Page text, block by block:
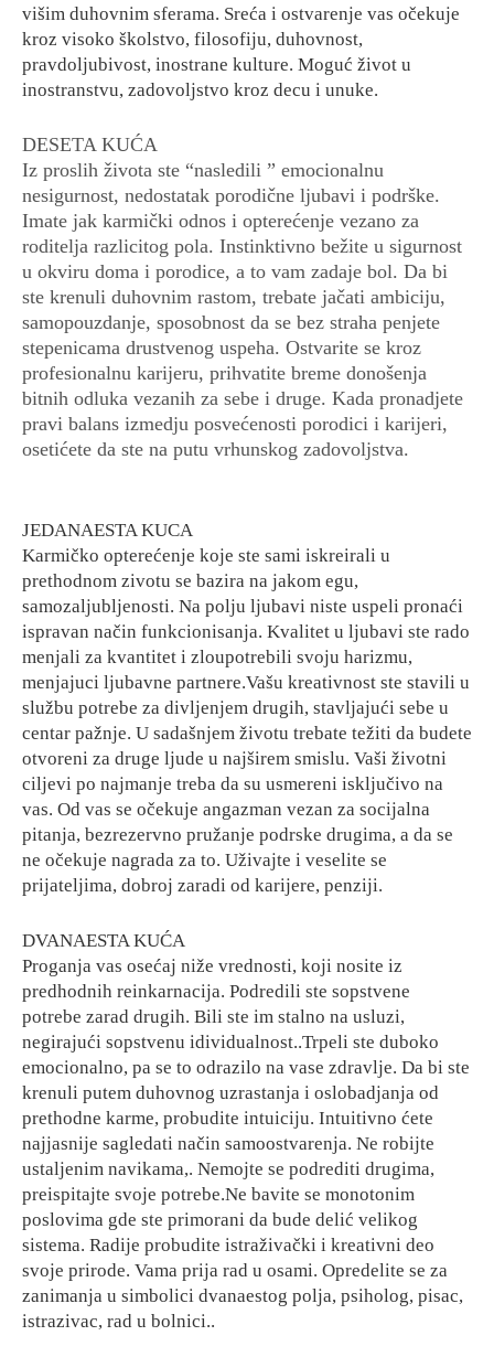
višim duhovnim sferama. Sreća i ostvarenje vas očekuje
kroz visoko školstvo, filosofiju, duhovnost,
pravdoljubivost, inostrane kulture. Moguć život u
inostranstvu, zadovoljstvo kroz decu i unuke.
DESETA KUĆA
Iz proslih života ste “nasledili ” emocionalnu
nesigurnost, nedostatak porodične ljubavi i podrške.
Imate jak karmički odnos i opterećenje vezano za
roditelja razlicitog pola. Instinktivno bežite u sigurnost
u okviru doma i porodice, a to vam zadaje bol. Da bi
ste krenuli duhovnim rastom, trebate jačati ambiciju,
samopouzdanje, sposobnost da se bez straha penjete
stepenicama drustvenog uspeha. Ostvarite se kroz
profesionalnu karijeru, prihvatite breme donošenja
bitnih odluka vezanih za sebe i druge. Kada pronadjete
pravi balans izmedju posvećenosti porodici i karijeri,
osetićete da ste na putu vrhunskog zadovoljstva.
JEDANAESTA KUCA
Karmičko opterećenje koje ste sami iskreirali u
prethodnom zivotu se bazira na jakom egu,
samozaljubljenosti. Na polju ljubavi niste uspeli pronaći
ispravan način funkcionisanja. Kvalitet u ljubavi ste rado
menjali za kvantitet i zloupotrebili svoju harizmu,
menjajuci ljubavne partnere.Vašu kreativnost ste stavili u
službu potrebe za divljenjem drugih, stavljajući sebe u
centar pažnje. U sadašnjem životu trebate težiti da budete
otvoreni za druge ljude u najširem smislu. Vaši životni
ciljevi po najmanje treba da su usmereni isključivo na
vas. Od vas se očekuje angazman vezan za socijalna
pitanja, bezrezervno pružanje podrske drugima, a da se
ne očekuje nagrada za to. Uživajte i veselite se
prijateljima, dobroj zaradi od karijere, penziji.
DVANAESTA KUĆA
Proganja vas osećaj niže vrednosti, koji nosite iz
predhodnih reinkarnacija. Podredili ste sopstvene
potrebe zarad drugih. Bili ste im stalno na usluzi,
negirajući sopstvenu idividualnost..Trpeli ste duboko
emocionalno, pa se to odrazilo na vase zdravlje. Da bi ste
krenuli putem duhovnog uzrastanja i oslobadjanja od
prethodne karme, probudite intuiciju. Intuitivno ćete
najjasnije sagledati način samoostvarenja. Ne robijte
ustaljenim navikama,. Nemojte se podrediti drugima,
preispitajte svoje potrebe.Ne bavite se monotonim
poslovima gde ste primorani da bude delić velikog
sistema. Radije probudite istraživački i kreativni deo
svoje prirode. Vama prija rad u osami. Opredelite se za
zanimanja u simbolici dvanaestog polja, psiholog, pisac,
istrazivac, rad u bolnici..